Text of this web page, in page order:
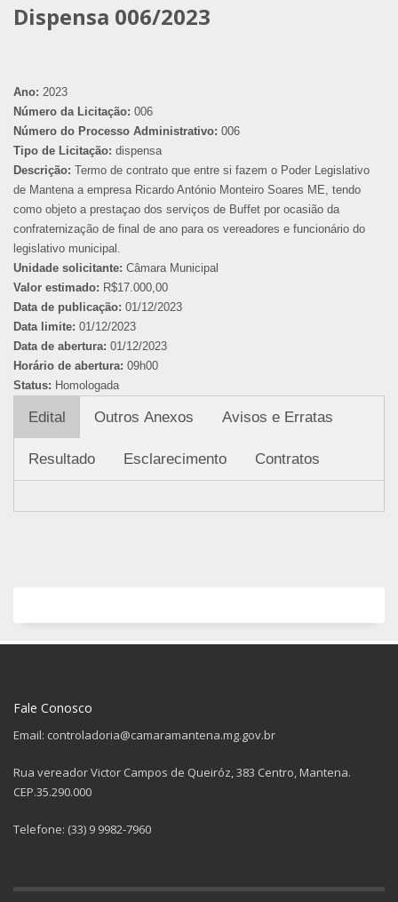
Dispensa 006/2023
Ano: 2023
Número da Licitação: 006
Número do Processo Administrativo: 006
Tipo de Licitação: dispensa
Descrição: Termo de contrato que entre si fazem o Poder Legislativo
de Mantena a empresa Ricardo António Monteiro Soares ME, tendo
como objeto a prestaçao dos serviços de Buffet por ocasião da
confraternização de final de ano para os vereadores e funcionário do
legislativo municipal.
Unidade solicitante: Câmara Municipal
Valor estimado: R$17.000,00
Data de publicação: 01/12/2023
Data limite: 01/12/2023
Data de abertura: 01/12/2023
Horário de abertura: 09h00
Status: Homologada
Edital Outros Anexos Avisos e Erratas
Resultado Esclarecimento Contratos
Fale Conosco
Email: controladoria@camaramantena.mg.gov.br
Rua vereador Victor Campos de Queiróz, 383 Centro, Mantena.
CEP.35.290.000
Telefone: (33) 9 9982-7960